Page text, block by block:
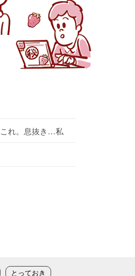
れ。息抜き…私
とっておき